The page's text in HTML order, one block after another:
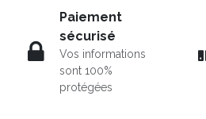
Paiement
sécurisé
Vos informations
sont 100%
protégées